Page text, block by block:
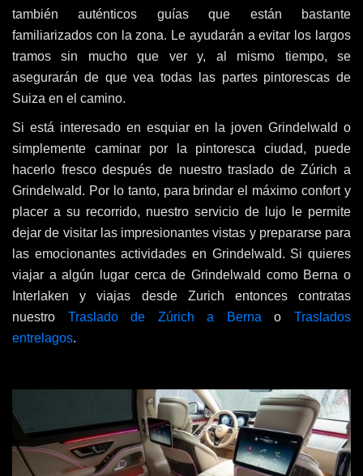
también auténticos guías que están bastante
familiarizados con la zona. Le ayudarán a evitar los largos
tramos sin mucho que ver y, al mismo tiempo, se
asegurarán de que vea todas las partes pintorescas de
Suiza en el camino.
Si está interesado en esquiar en la joven Grindelwald o
simplemente caminar por la pintoresca ciudad, puede
hacerlo fresco después de nuestro traslado de Zúrich a
Grindelwald. Por lo tanto, para brindar el máximo confort y
placer a su recorrido, nuestro servicio de lujo le permite
dejar de visitar las impresionantes vistas y prepararse para
las emocionantes actividades en Grindelwald. Si quieres
viajar a algún lugar cerca de Grindelwald como Berna o
Interlaken y viajas desde Zurich entonces contratas
nuestro Traslado de Zúrich a Berna oTraslados
entrelagos.